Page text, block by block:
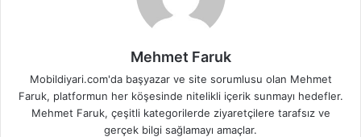
Mehmet Faruk
Mobildiyari.com'da başyazar ve site sorumlusu olan Mehmet
Faruk, platformun her köşesinde nitelikli içerik sunmayı hedefler.
Mehmet Faruk, çeşitli kategorilerde ziyaretçilere tarafsız ve
gerçek bilgi sağlamayı amaçlar.